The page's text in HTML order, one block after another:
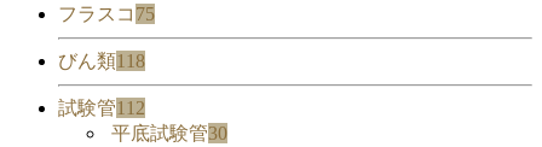
フラスコ 75
びん類118
試験管112
平底試験管30